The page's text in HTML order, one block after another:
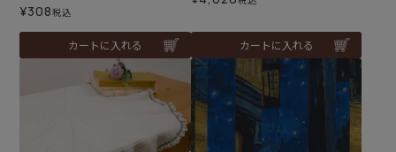
¥308税込
カートに入れる カートに入れる